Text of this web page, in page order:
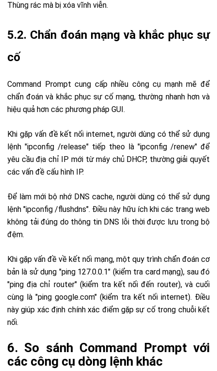
Thùng rác mà bị xóa vĩnh viễn.
5.2. Chẩn đoán mạng và khắc phục sự
cố
Command Prompt cung cấp nhiều công cụ mạnh mẽ để
chẩn đoán và khắc phục sự cố mạng, thường nhanh hơn và
hiệu quả hơn các phương pháp GUI.
Khi gặp vấn đề kết nối internet, người dùng có thể sử dụng
lệnh "ipconfig /release" tiếp theo là "ipconfig /renew" để
yêu cầu địa chỉ IP mới từ máy chủ DHCP, thường giải quyết
các vấn đề cấu hình IP.
Để làm mới bộ nhớ DNS cache, người dùng có thể sử dụng
lệnh "ipconfig /flushdns". Điều này hữu ích khi các trang web
không tải đúng do thông tin DNS lỗi thời được lưu trong bộ
đệm.
Khi gặp vấn đề về kết nối mạng, một quy trình chẩn đoán cơ
bản là sử dụng "ping 127.0.0.1" (kiểm tra card mạng), sau đó
"ping địa chỉ router" (kiểm tra kết nối đến router), và cuối
cùng là "ping google.com" (kiểm tra kết nối internet). Điều
này giúp xác định chính xác điểm gặp sự cố trong chuỗi kết
nối.
6. So sánh Command Prompt với
các công cụ dòng lệnh khác